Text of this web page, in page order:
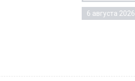
6 августа 2026